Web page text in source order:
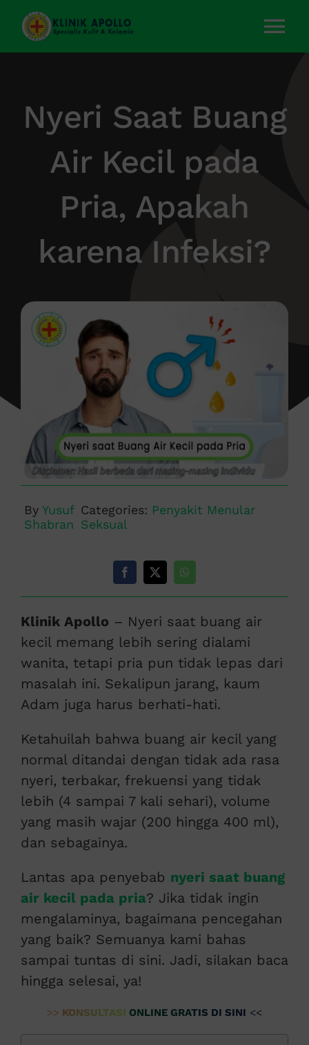
Skip
content
Layanan Kami
Tentang Kami
Kontak Kami
Nyeri Saat Buang
Air Kecil pada
Pria, Apakah
karena Infeksi?
By Yusuf
Shabran
Categories: Penyakit Menular
Seksual
Klinik Apollo – Nyeri saat buang air
kecil memang lebih sering dialami
wanita, tetapi pria pun tidak lepas dari
masalah ini. Sekalipun jarang, kaum
Adam juga harus berhati-hati.
Ketahuilah bahwa buang air kecil yang
normal ditandai dengan tidak ada rasa
nyeri, terbakar, frekuensi yang tidak
lebih (4 sampai 7 kali sehari), volume
yang masih wajar (200 hingga 400 ml),
dan sebagainya.
Lantas apa penyebab nyeri saat buang
air kecil pada pria? Jika tidak ingin
mengalaminya, bagaimana pencegahan
yang baik? Semuanya kami bahas
sampai tuntas di sini. Jadi, silakan baca
hingga selesai, ya!
>> KONSULTASI ONLINE GRATIS DI SINI <<